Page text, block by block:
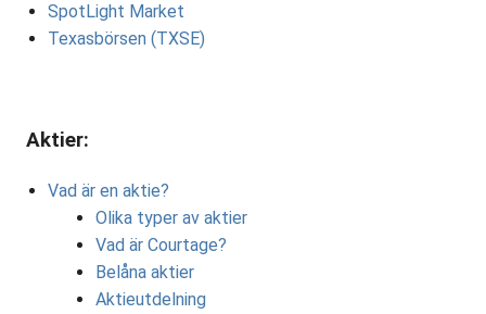
SpotLight Market
Texasbörsen (TXSE)
Aktier:
Vad är en aktie?
Olika typer av aktier
Vad är Courtage?
Belåna aktier
Aktieutdelning